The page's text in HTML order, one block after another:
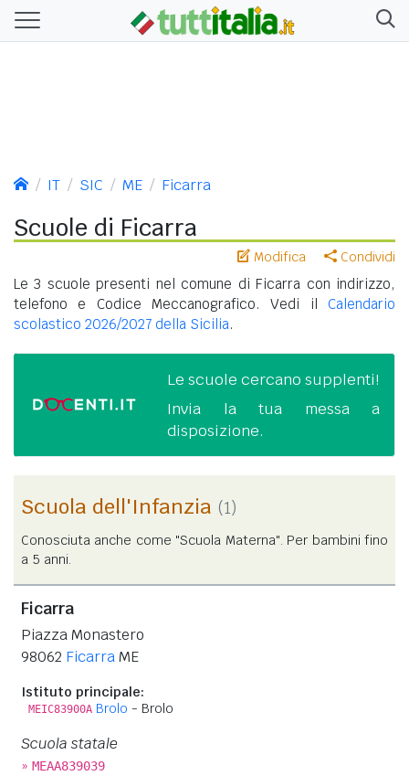
IT SIC ME Ficarra
Scuole di Ficarra
Modifica Condividi
Le 3 scuole presenti nel comune di Ficarra con indirizzo,
telefono e Codice Meccanografico. Vedi il Calendario
scolastico 2026/2027 della Sicilia.
Le scuole cercano supplenti!
Invia la tua messa a
disposizione.
Scuola dell'Infanzia (1)
Conosciuta anche come "Scuola Materna". Per bambini fino
a 5 anni.
Ficarra
Piazza Monastero
98062 FicarraME
Istituto principale:
MEIC83900A Brolo - Brolo
Scuola statale
» MEAA839039